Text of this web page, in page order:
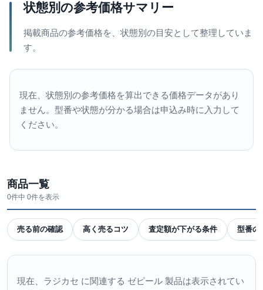
状態別の参考価格サマリー
掲載商品の参考価格を、状態別の目安として整理していま
す。
現在、状態別の参考価格を算出できる価格データがあり
ません。型番や状態が分かる場合は申込み時に入力して
ください。
商品一覧
0件中 0件を表示
売る前の確認 高く売るコツ 査定額が下がる条件 型番の
現在、ラジカセ に関連する ゼピール 製品は表示されてい